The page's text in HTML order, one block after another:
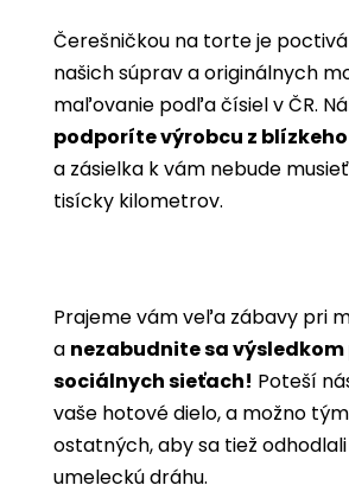
Čerešničkou na torte je
našich súprav a originálnych
maľovanie podľa čísiel v ČR.
podporíte výrobcu z
a zásielka k vám nebude
tisícky kilometrov.
Prajeme vám veľa zábavy pri
a nezabudnite sa
sociálnych sieťach! Poteší
vaše hotové dielo, a možno
ostatných, aby sa tiež
umeleckú dráhu.